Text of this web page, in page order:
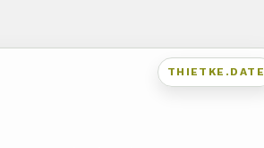
THIETKE.DATE